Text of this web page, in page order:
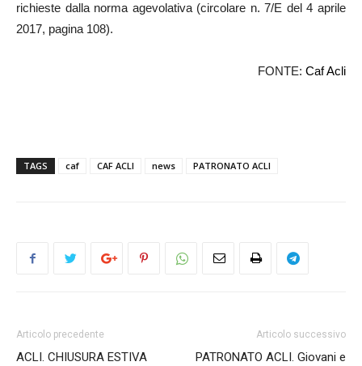
richieste dalla norma agevolativa (circolare n. 7/E del 4 aprile
2017, pagina 108).
FONTE: Caf Acli
TAGS caf CAF ACLI news PATRONATO ACLI
Articolo precedente
ACLI. CHIUSURA ESTIVA
Articolo successivo
PATRONATO ACLI. Giovani e